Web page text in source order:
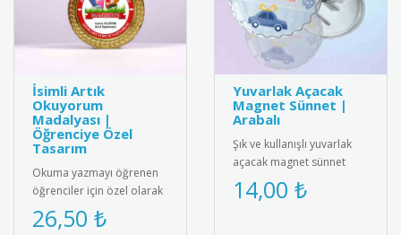
İsimli Artık
Okuyorum
Madalyası |
Öğrenciye Özel
Tasarım
Okuma yazmayı öğrenen
öğrenciler için özel olarak
hazırlanan isimli artık
okuyorum madalyası.
26,50 ₺
Yuvarlak Açacak
Magnet Sünnet |
Arabalı
Şık ve kullanışlı yuvarlak
açacak magnet sünnet
hediyesi. Yüksek kaliteli
mıknatıs ve paslanmaz
14,00 ₺